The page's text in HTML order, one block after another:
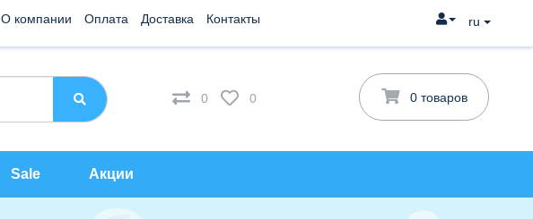
О компании Оплата Доставка Контакты ru
0 0 0 товаров
Sale Акции